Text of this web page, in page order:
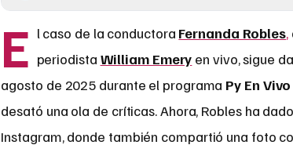
E l caso de la conductora Fernanda Robles,
periodista William Emery en vivo, sigue
agosto de 2025 durante el programa Py En Vivo
desató una ola de críticas. Ahora, Robles ha
Instagram, donde también compartió una foto